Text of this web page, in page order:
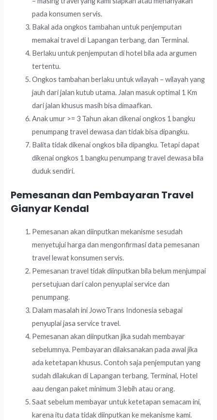
pada konsumen servis.
Bakal ada ongkos tambahan untuk penjemputan
memakai travel di Lapangan terbang, dan Terminal.
Berlaku untuk penjemputan di hotel bila ada argumen
tertentu.
Ongkos tambahan berlaku untuk wilayah – wilayah yang
jauh dari jalan kutub utama. Jalan masuk optimal 1 Km
dari jalan khusus masih bisa dimaafkan.
Anak umur >= 3 Tahun akan dikenai ongkos 1 bangku
penumpang travel dewasa dan tidak bisa dipangku.
Balita tidak dikenai ongkos bila dipangku. Tetapi dapat
dikenai ongkos 1 bangku penumpang travel dewasa bila
duduk sendiri.
Pemesanan dan Pembayaran Travel
Gianyar Kendal
Pemesanan akan diinputkan mekanisme sesudah
menyetujui harga dan mengonfirmasi data pemesanan
travel lewat konsumen servis.
Pemesanan travel tidak diinputkan bila belum menjumpai
persetujuan dari calon penyuplai service dan
penumpang.
Dalam masalah ini JowoTrans Indonesia sebagai
penyuplai jasa service travel.
Pemesanan akan diinputkan jika sudah membayar
sebelumnya. Pembayaran dilaksanakan pada awal jika
ada ketetapan khusus. Contoh saja penjemputan yang
sudah dilakukan di Lapangan terbang, Terminal, Hotel
aau dengan paket minimum 3 lebih atau orang.
Saat sebelum membayar untuk ketetapan semacam ini,
karena itu data tidak diinputkan ke mekanisme kami.